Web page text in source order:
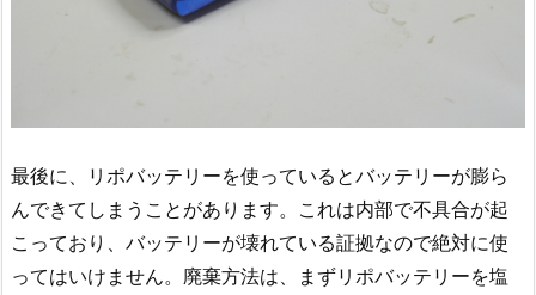
最後に、リポバッテリーを使っているとバッテリーが膨ら
んできてしまうことがあります。これは内部で不具合が起
こっており、バッテリーが壊れている証拠なので絶対に使
ってはいけません。廃棄方法は、まずリポバッテリーを塩